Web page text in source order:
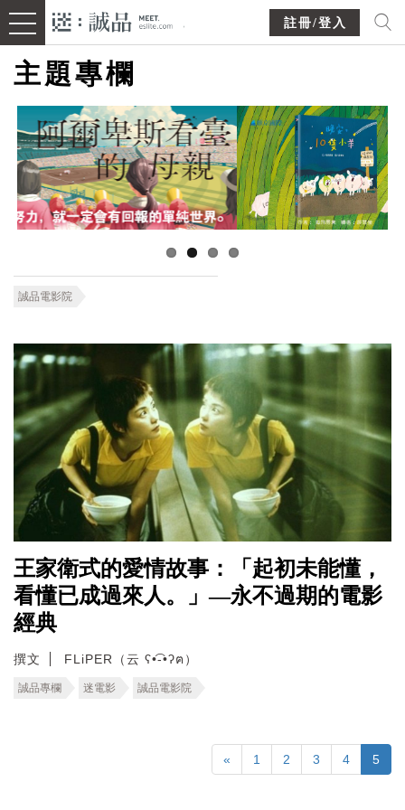
註冊/登入
主題專欄
誠品電影院
王家衛式的愛情故事：「起初未能懂，
看懂已成過來人。」—永不過期的電影
經典
撰文 FLiPER（云 ʕ•͡-•ʔฅ）
誠品專欄 迷電影 誠品電影院
« 1 2 3 4 5